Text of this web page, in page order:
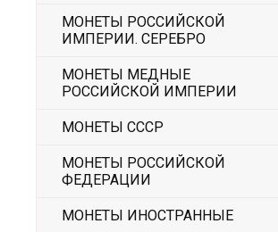
МОНЕТЫ РОССИЙСКОЙ
ИМПЕРИИ. СЕРЕБРО
МОНЕТЫ МЕДНЫЕ
РОССИЙСКОЙ ИМПЕРИИ
МОНЕТЫ СССР
МОНЕТЫ РОССИЙСКОЙ
ФЕДЕРАЦИИ
МОНЕТЫ ИНОСТРАННЫЕ